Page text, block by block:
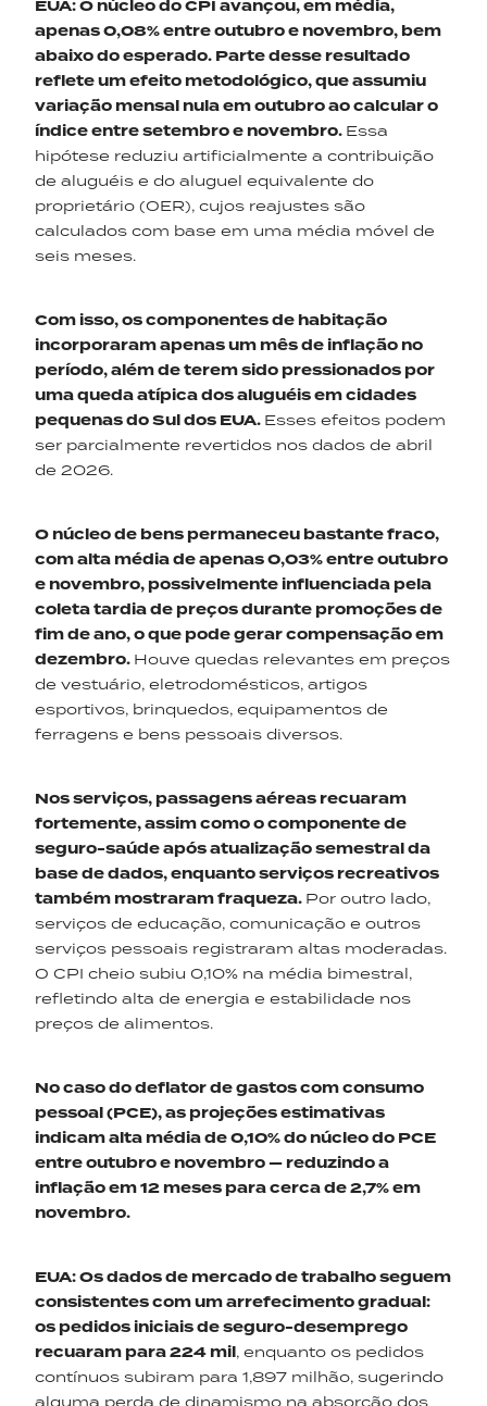
EUA: O núcleo do CPI avançou, em média,
apenas 0,08% entre outubro e novembro, bem
abaixo do esperado. Parte desse resultado
reflete um efeito metodológico, que assumiu
variação mensal nula em outubro ao calcular o
índice entre setembro e novembro. Essa
hipótese reduziu artificialmente a contribuição
de aluguéis e do aluguel equivalente do
proprietário (OER), cujos reajustes são
calculados com base em uma média móvel de
seis meses.
Com isso, os componentes de habitação
incorporaram apenas um mês de inflação no
período, além de terem sido pressionados por
uma queda atípica dos aluguéis em cidades
pequenas do Sul dos EUA. Esses efeitos podem
ser parcialmente revertidos nos dados de abril
de 2026.
O núcleo de bens permaneceu bastante fraco,
com alta média de apenas 0,03% entre outubro
e novembro, possivelmente influenciada pela
coleta tardia de preços durante promoções de
fim de ano, o que pode gerar compensação em
dezembro. Houve quedas relevantes em preços
de vestuário, eletrodomésticos, artigos
esportivos, brinquedos, equipamentos de
ferragens e bens pessoais diversos.
Nos serviços, passagens aéreas recuaram
fortemente, assim como o componente de
seguro-saúde após atualização semestral da
base de dados, enquanto serviços recreativos
também mostraram fraqueza. Por outro lado,
serviços de educação, comunicação e outros
serviços pessoais registraram altas moderadas.
O CPI cheio subiu 0,10% na média bimestral,
refletindo alta de energia e estabilidade nos
preços de alimentos.
No caso do deflator de gastos com consumo
pessoal (PCE), as projeções estimativas
indicam alta média de 0,10% do núcleo do PCE
entre outubro e novembro— reduzindo a
inflação em 12 meses para cerca de 2,7% em
novembro.
EUA: Os dados de mercado de trabalho seguem
consistentes com um arrefecimento gradual:
os pedidos iniciais de seguro-desemprego
recuaram para 224 mil, enquanto os pedidos
contínuos subiram para 1,897 milhão, sugerindo
alguma perda de dinamismo na absorção dos